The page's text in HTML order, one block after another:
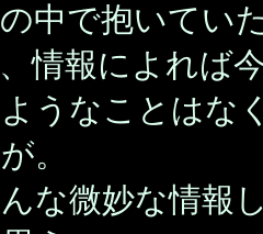
中で抱いてい
報によれば今
うなことはな
。
な微妙な情報